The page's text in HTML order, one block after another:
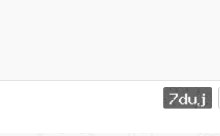
时会应用于错误笔记的问题。